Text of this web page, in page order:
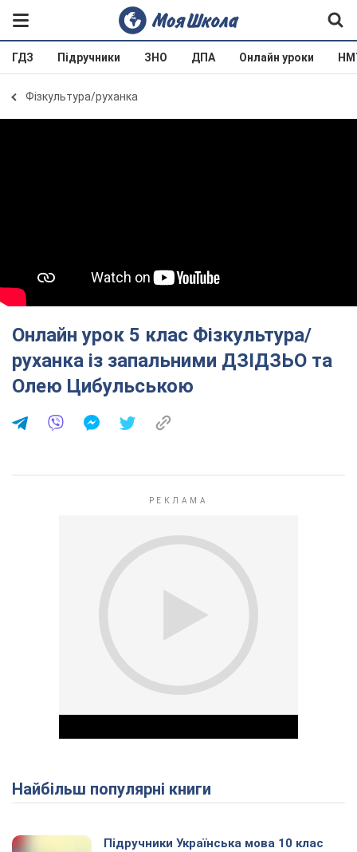
ГДЗ Підручники ЗНО ДПА Онлайн уроки
Фізкультура/руханка
Онлайн урок 5 клас Фізкультура/
руханка із запальними ДЗІДЗЬО та
Олею Цибульською
Play Video
Найбільш популярні книги
Підручники Українська мова 10 клас